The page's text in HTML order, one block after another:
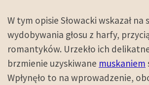
W tym opisie Słowacki wskazał na
wydobywania głosu z harfy,
romantyków. Urzekło ich
brzmienie uzyskiwane muskaniem
Wpłynęło to na wprowadzenie,